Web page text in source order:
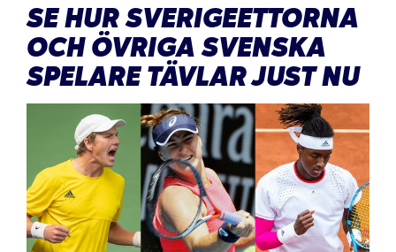
SE HUR SVERIGEETTORNA
OCH ÖVRIGA SVENSKA
SPELARE TÄVLAR JUST NU